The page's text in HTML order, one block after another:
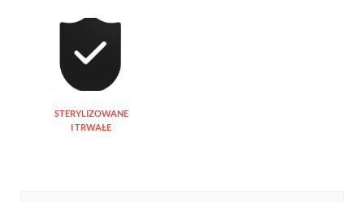
STERYLIZOWANE
I TRWAŁE